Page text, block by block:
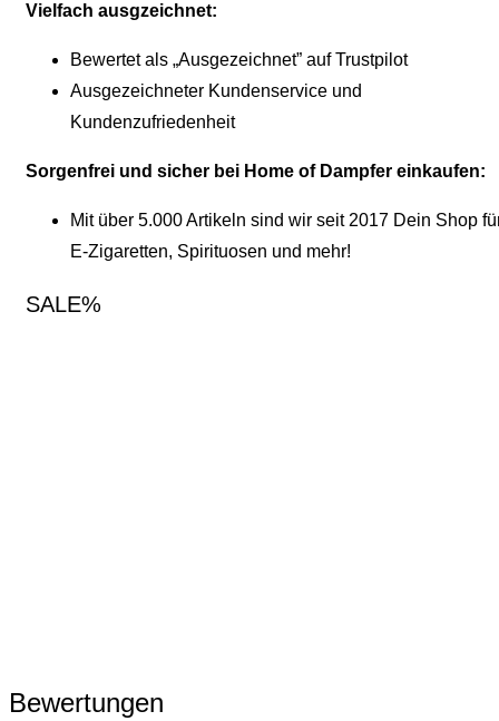
Vielfach ausgzeichnet:
Bewertet als „Ausgezeichnet” auf Trustpilot
Ausgezeichneter Kundenservice und
Kundenzufriedenheit
Sorgenfrei und sicher bei Home of Dampfer einkaufen:
Mit über 5.000 Artikeln sind wir seit 2017 Dein Shop
E-Zigaretten, Spirituosen und mehr!
SALE%
Bewertungen